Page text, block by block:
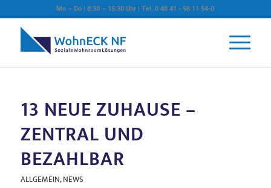
Mo – Do | 8:30 – 15:30 Uhr | Tel. 0 48 41 - 98 11 54-0
13 NEUE ZUHAUSE –
ZENTRAL UND
BEZAHLBAR
ALLGEMEIN,NEWS